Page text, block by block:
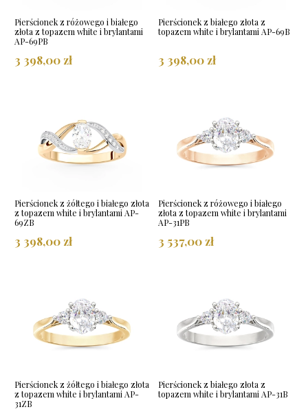
Pierścionek z różowego i białego
złota z topazem white i brylantami
AP-69PB
3 398,00 zł
Pierścionek z białego złota z
topazem white i brylantami AP-69B
3 398,00 zł
Pierścionek z żółtego i białego złota
z topazem white i brylantami AP-
69ZB
3 398,00 zł
Pierścionek z różowego i białego
złota z topazem white i brylantami
AP-31PB
3 537,00 zł
Pierścionek z żółtego i białego złota
z topazem white i brylantami AP-
31ZB
Pierścionek z białego złota z
topazem white i brylantami AP-31B